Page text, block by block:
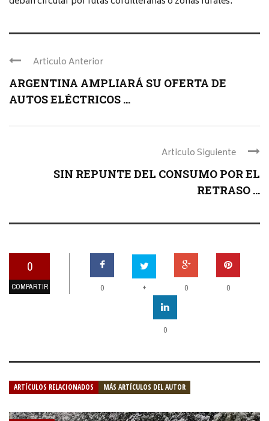
Articulo Anterior
ARGENTINA AMPLIARÁ SU OFERTA DE
AUTOS ELÉCTRICOS ...
Articulo Siguiente
SIN REPUNTE DEL CONSUMO POR EL
RETRASO ...
0
COMPARTIR 0 + 0 0
0
ARTÍCULOS RELACIONADOS MÁS ARTÍCULOS DEL AUTOR